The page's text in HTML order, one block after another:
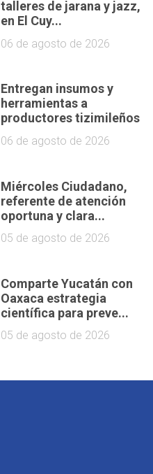
talleres de jarana y jazz,
en El Cuy...
06 de agosto de 2026
Entregan insumos y
herramientas a
productores tizimileños
06 de agosto de 2026
Miércoles Ciudadano,
referente de atención
oportuna y clara...
05 de agosto de 2026
Comparte Yucatán con
Oaxaca estrategia
científica para preve...
05 de agosto de 2026